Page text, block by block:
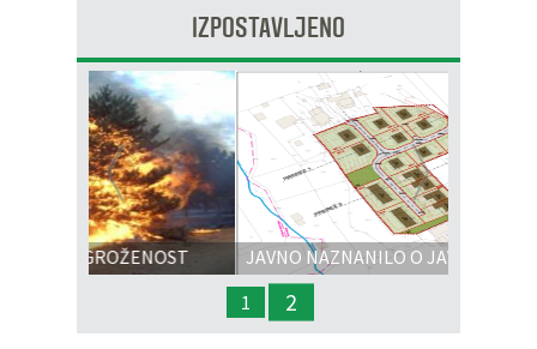
IZPOSTAVLJENO
JAVNO NAZNANILO O JAVNI RAZGRNITVI
IN JAVNI OBRAVNAVI - OPPN na območju
OP8/009 – stanovanjsko območje Dobrava 3
Prejšnja
1 2